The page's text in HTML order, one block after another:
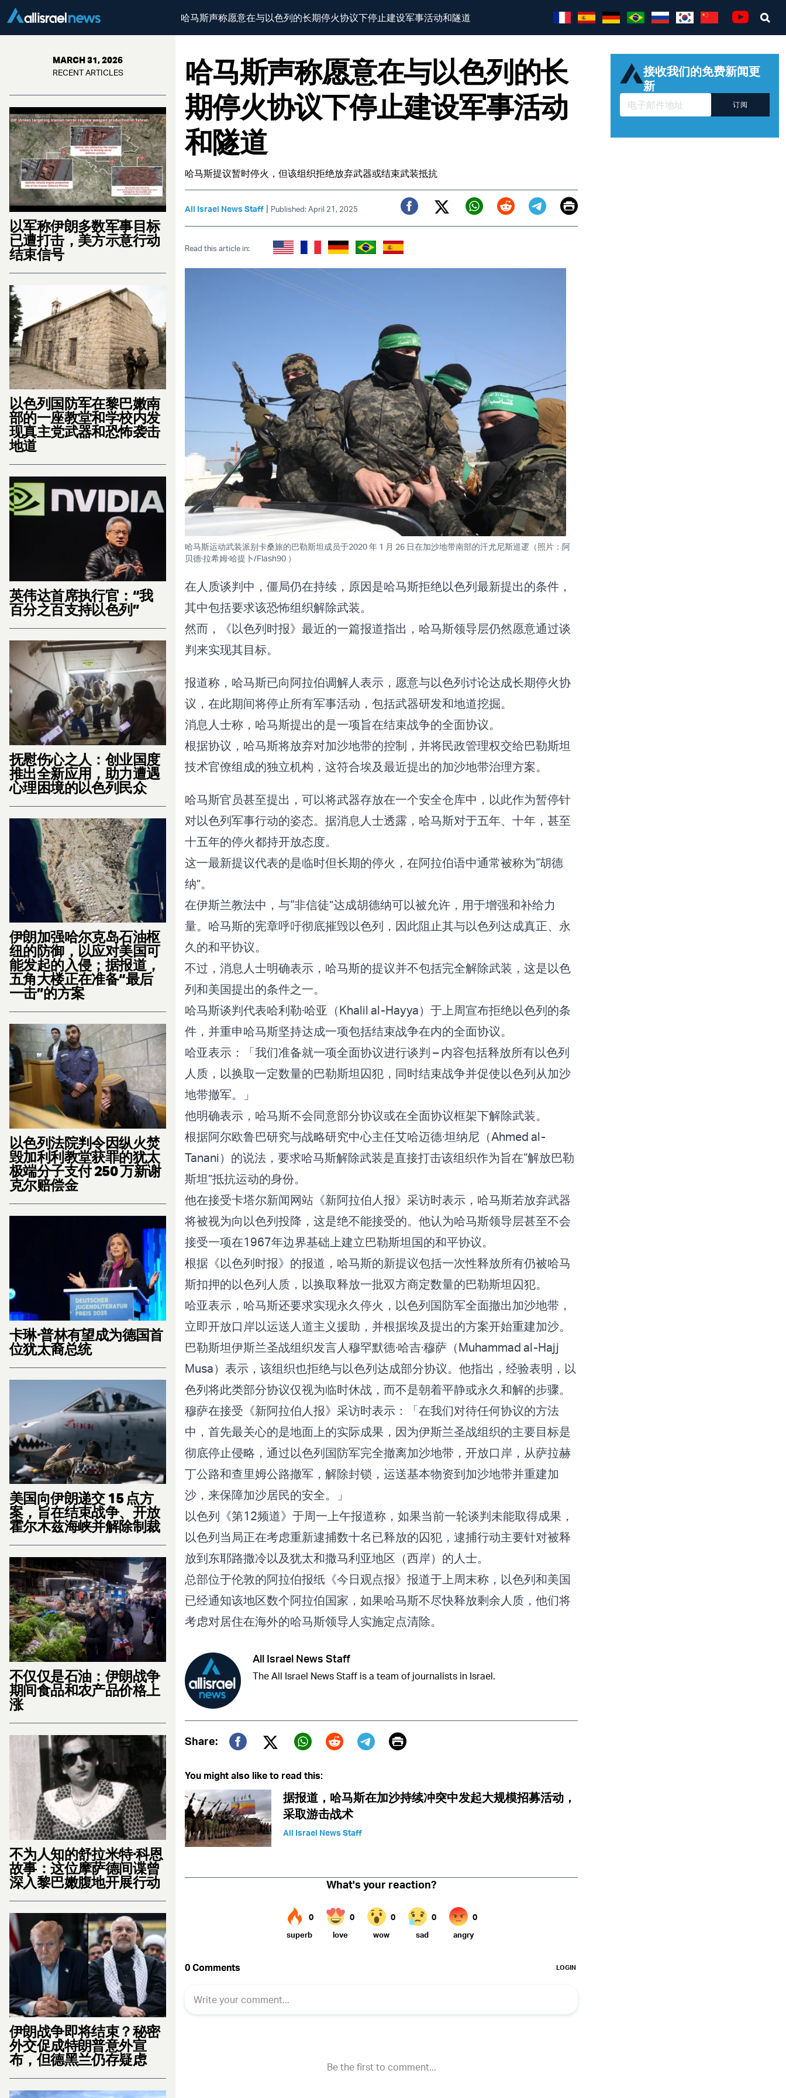
哈马斯声称愿意在与以色列的长期停火协议下停止建设军事活动和隧道
MARCH 31, 2026
RECENT ARTICLES
以军称伊朗多数军事目标
已遭打击，美方示意行动
结束信号
以色列国防军在黎巴嫩南
部的一座教堂和学校内发
现真主党武器和恐怖袭击
地道
英伟达首席执行官：“我
百分之百支持以色列”
抚慰伤心之人：创业国度
推出全新应用，助力遭遇
心理困境的以色列民众
伊朗加强哈尔克岛石油枢
纽的防御，以应对美国可
能发起的入侵；据报道，
五角大楼正在准备“最后
一击”的方案
以色列法院判令因纵火焚
毁加利利教堂获罪的犹太
极端分子支付 250 万新谢
克尔赔偿金
卡琳·普林有望成为德国首
位犹太裔总统
美国向伊朗递交 15 点方
案，旨在结束战争、开放
霍尔木兹海峡并解除制裁
不仅仅是石油：伊朗战争
期间食品和农产品价格上
涨
不为人知的舒拉米特·科恩
故事：这位摩萨德间谍曾
深入黎巴嫩腹地开展行动
伊朗战争即将结束？秘密
外交促成特朗普意外宣
布，但德黑兰仍存疑虑
哈马斯声称愿意在与以色列的长
期停火协议下停止建设军事活动
和隧道
哈马斯提议暂时停火，但该组织拒绝放弃武器或结束武装抵抗
All Israel News Staff | Published: April 21, 2025
Facebook
Twitter (X)
Whatsapp
RedditTelegram
EmailPrint
Read this article in:
哈马斯运动武装派别卡桑旅的巴勒斯坦成员于2020 年 1 月 26 日在加沙地带南部的汗尤尼斯巡逻（照片：阿
贝德·拉希姆·哈提卜/Flash90 ）
在人质谈判中，僵局仍在持续，原因是哈马斯拒绝以色列最新提出的条件，
其中包括要求该恐怖组织解除武装。
然而，《以色列时报》最近的一篇报道指出，哈马斯领导层仍然愿意通过谈
判来实现其目标。
报道称，哈马斯已向阿拉伯调解人表示，愿意与以色列讨论达成长期停火协
议，在此期间将停止所有军事活动，包括武器研发和地道挖掘。
消息人士称，哈马斯提出的是一项旨在结束战争的全面协议。
根据协议，哈马斯将放弃对加沙地带的控制，并将民政管理权交给巴勒斯坦
技术官僚组成的独立机构，这符合埃及最近提出的加沙地带治理方案。
哈马斯官员甚至提出，可以将武器存放在一个安全仓库中，以此作为暂停针
对以色列军事行动的姿态。据消息人士透露，哈马斯对于五年、十年，甚至
十五年的停火都持开放态度。
这一最新提议代表的是临时但长期的停火，在阿拉伯语中通常被称为“胡德
纳”。
在伊斯兰教法中，与“非信徒”达成胡德纳可以被允许，用于增强和补给力
量。哈马斯的宪章呼吁彻底摧毁以色列，因此阻止其与以色列达成真正、永
久的和平协议。
不过，消息人士明确表示，哈马斯的提议并不包括完全解除武装，这是以色
列和美国提出的条件之一。
哈马斯谈判代表哈利勒·哈亚（Khalil al-Hayya）于上周宣布拒绝以色列的条
件，并重申哈马斯坚持达成一项包括结束战争在内的全面协议。
哈亚表示：「我们准备就一项全面协议进行谈判 – 内容包括释放所有以色列
人质，以换取一定数量的巴勒斯坦囚犯，同时结束战争并促使以色列从加沙
地带撤军。」
他明确表示，哈马斯不会同意部分协议或在全面协议框架下解除武装。
根据阿尔欧鲁巴研究与战略研究中心主任艾哈迈德·坦纳尼（Ahmed al-
Tanani）的说法，要求哈马斯解除武装是直接打击该组织作为旨在“解放巴勒
斯坦”抵抗运动的身份。
他在接受卡塔尔新闻网站《新阿拉伯人报》采访时表示，哈马斯若放弃武器
将被视为向以色列投降，这是绝不能接受的。他认为哈马斯领导层甚至不会
接受一项在1967年边界基础上建立巴勒斯坦国的和平协议。
根据《以色列时报》的报道，哈马斯的新提议包括一次性释放所有仍被哈马
斯扣押的以色列人质，以换取释放一批双方商定数量的巴勒斯坦囚犯。
哈亚表示，哈马斯还要求实现永久停火，以色列国防军全面撤出加沙地带，
立即开放口岸以运送人道主义援助，并根据埃及提出的方案开始重建加沙。
巴勒斯坦伊斯兰圣战组织发言人穆罕默德·哈吉·穆萨（Muhammad al-Hajj
Musa）表示，该组织也拒绝与以色列达成部分协议。他指出，经验表明，以
色列将此类部分协议仅视为临时休战，而不是朝着平静或永久和解的步骤。
穆萨在接受《新阿拉伯人报》采访时表示：「在我们对待任何协议的方法
中，首先最关心的是地面上的实际成果，因为伊斯兰圣战组织的主要目标是
彻底停止侵略，通过以色列国防军完全撤离加沙地带，开放口岸，从萨拉赫
丁公路和查里姆公路撤军，解除封锁，运送基本物资到加沙地带并重建加
沙，来保障加沙居民的安全。」
以色列《第12频道》于周一上午报道称，如果当前一轮谈判未能取得成果，
以色列当局正在考虑重新逮捕数十名已释放的囚犯，逮捕行动主要针对被释
放到东耶路撒冷以及犹太和撒马利亚地区（西岸）的人士。
总部位于伦敦的阿拉伯报纸《今日观点报》报道于上周末称，以色列和美国
已经通知该地区数个阿拉伯国家，如果哈马斯不尽快释放剩余人质，他们将
考虑对居住在海外的哈马斯领导人实施定点清除。
All Israel News Staff
The All Israel News Staff is a team of journalists in Israel.
Share:
Twitter (X)
Print
You might also like to read this:
据报道，哈马斯在加沙持续冲突中发起大规模招募活动，
采取游击战术
All Israel News Staff
接收我们的免费新闻更
新
订阅